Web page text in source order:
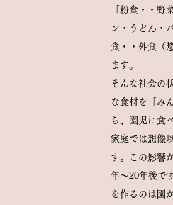
「粉食・・野
ン・うどん・
食・・外食（
ます。
そんな社会の
な食材を「み
ら、園児に食
家庭では想像
す。この影響
年～20年後で
を作るのは園